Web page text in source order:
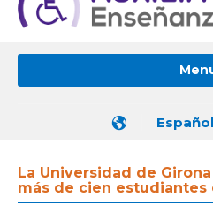
Español
La Universidad de
más de cien estudiantes